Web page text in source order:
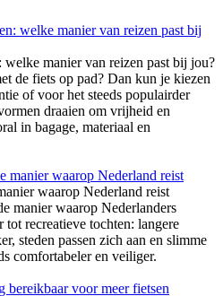
manier van reizen past bij jou?
de fiets op pad? Dan kun je kiezen
of voor het steeds populairder
draaien om vrijheid en
in bagage, materiaal en
waarop Nederland reist
manier waarop Nederlanders
recreatieve tochten: langere
steden passen zich aan en slimme
comfortabeler en veiliger.